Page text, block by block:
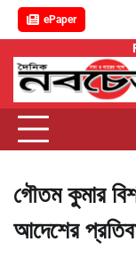
ePaper
content
গৌতম কুমার
আদেশের